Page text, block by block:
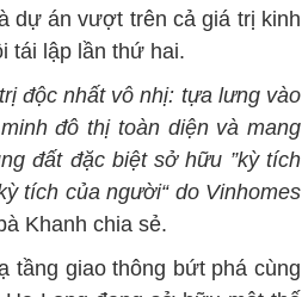
dự án vượt trên cả giá trị kinh
tái lập lần thứ hai.
độc nhất vô nhị: tựa lưng vào
đô thị toàn diện và mang
đất đặc biệt sở hữu ”kỳ tích
tích của người“ do Vinhomes
Khanh chia sẻ.
tầng giao thông bứt phá cùng